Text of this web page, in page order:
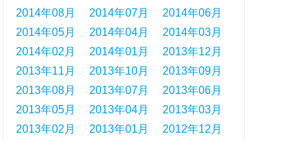
2014年08月
2014年07月
2014年06月
2014年05月
2014年04月
2014年03月
2014年02月
2014年01月
2013年12月
2013年11月
2013年10月
2013年09月
2013年08月
2013年07月
2013年06月
2013年05月
2013年04月
2013年03月
2013年02月
2013年01月
2012年12月